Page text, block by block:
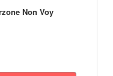
Non Voy